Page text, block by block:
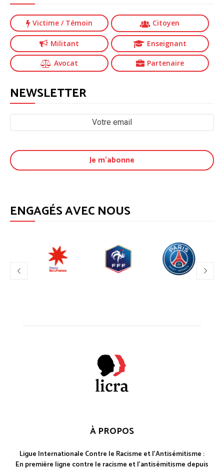
Victime / Témoin Citoyen
Militant Enseignant
Avocat Partenaire
NEWSLETTER
ENGAGÉS AVEC NOUS
À PROPOS
Ligue Internationale Contre le Racisme et l'Antisémitisme :
En première ligne contre le racisme et l'antisémitisme depuis